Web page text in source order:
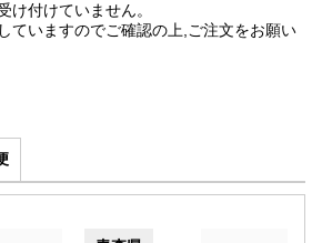
け付けていません。
ていますのでご確認の上,ご注文をお願い